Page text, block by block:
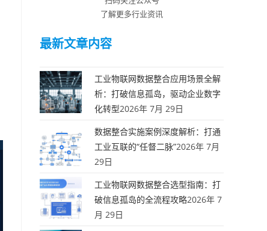
了解更多行业资讯
最新文章内容
工业物联网数据整合应用场景全解
析：打破信息孤岛，驱动企业数字
化转型2026年 7月 29日
数据整合实施案例深度解析：打通
工业互联的“任督二脉”2026年 7月
29日
工业物联网数据整合选型指南：打
破信息孤岛的全流程攻略2026年 7
月 29日